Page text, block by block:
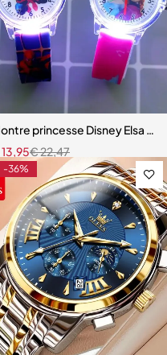
homme, Reloj + boîte
princesse Disney Elsa
€22,47
13,95
-36%